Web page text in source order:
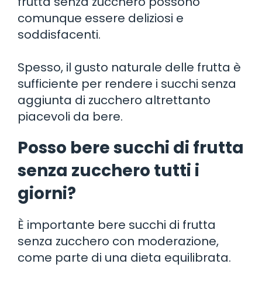
comunque essere deliziosi e
soddisfacenti.
Spesso, il gusto naturale delle frutta è
sufficiente per rendere i succhi senza
aggiunta di zucchero altrettanto
piacevoli da bere.
Posso bere succhi di frutta
senza zucchero tutti i
giorni?
È importante bere succhi di frutta
senza zucchero con moderazione,
come parte di una dieta equilibrata.